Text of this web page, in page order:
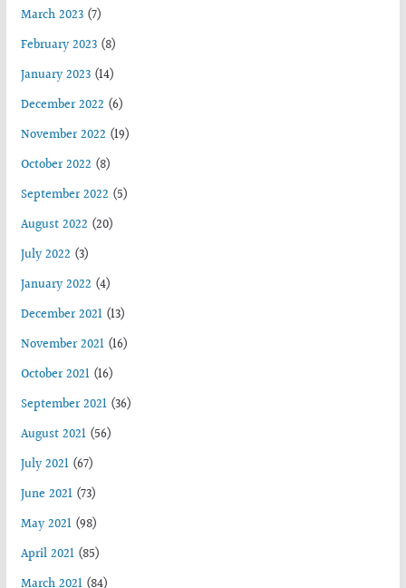
March 2023(7)
February 2023(8)
January 2023(14)
December 2022 (6)
November 2022 (19)
October 2022 (8)
September 2022 (5)
August 2022 (20)
July 2022 (3)
January 2022 (4)
December 2021(13)
November 2021(16)
October 2021(16)
September 2021(36)
August 2021(56)
July 2021(67)
June 2021(73)
May 2021(98)
April 2021(85)